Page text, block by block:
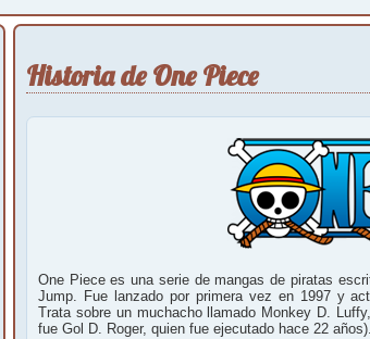
Historia de One Piece
One Piece es una serie de mangas de piratas
Jump. Fue lanzado por primera vez en 1997 y
Trata sobre un muchacho llamado Monkey D.
fue Gol D. Roger, quien fue ejecutado hace 22 años).